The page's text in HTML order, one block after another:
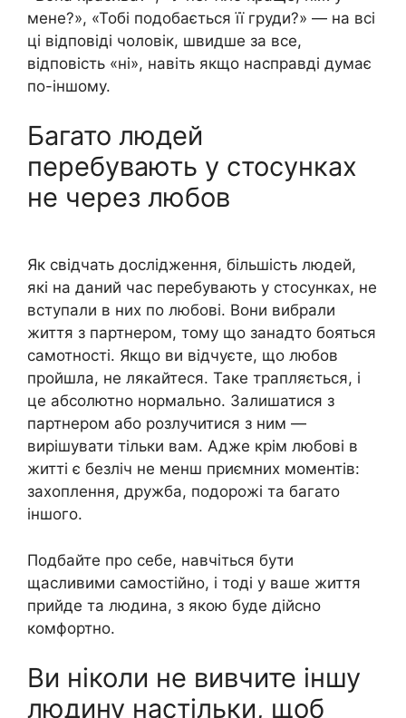
мене?», «Тобі подобається її груди?» — на всі
ці відповіді чоловік, швидше за все,
відповість «ні», навіть якщо насправді думає
по-іншому.
Багато людей
перебувають у стосунках
не через любов
Як свідчать дослідження, більшість людей,
які на даний час перебувають у стосунках, не
вступали в них по любові. Вони вибрали
життя з партнером, тому що занадто бояться
самотності. Якщо ви відчуєте, що любов
пройшла, не лякайтеся. Таке трапляється, і
це абсолютно нормально. Залишатися з
партнером або розлучитися з ним —
вирішувати тільки вам. Адже крім любові в
житті є безліч не менш приємних моментів:
захоплення, дружба, подорожі та багато
іншого.
Подбайте про себе, навчіться бути
щасливими самостійно, і тоді у ваше життя
прийде та людина, з якою буде дійсно
комфортно.
Ви ніколи не вивчите іншу
людину настільки, щоб